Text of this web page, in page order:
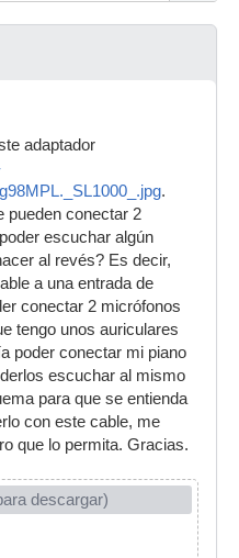
adaptador
.
pueden conectar 2
escuchar algún
al revés? Es decir,
a una entrada de
conectar 2 micrófonos
tengo unos auriculares
poder conectar mi piano
escuchar al mismo
para que se entienda
con este cable, me
que lo permita. Gracias.
descargar)